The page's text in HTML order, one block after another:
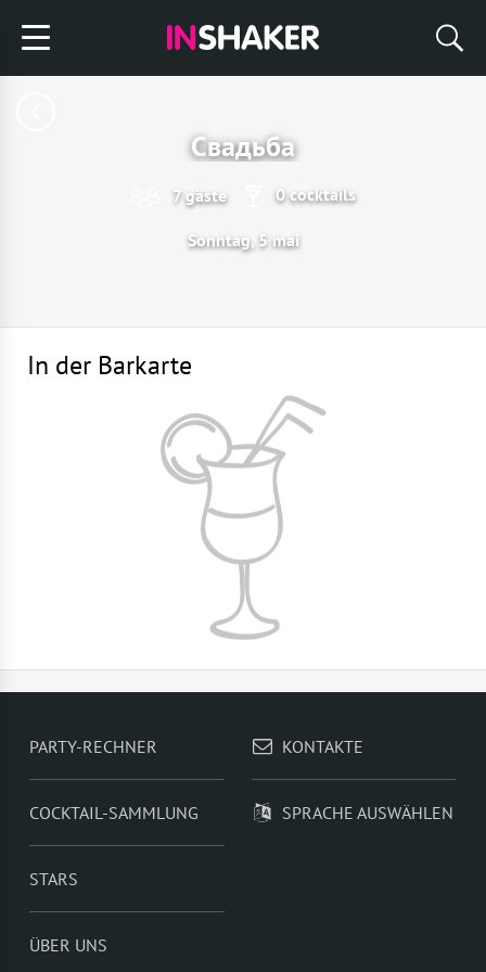
Свадьба
7 gäste 0 cocktails
Sonntag, 5 mai
In der Barkarte
PARTY-RECHNER
COCKTAIL-SAMMLUNG
STARS
ÜBER UNS
KONTAKTE
SPRACHE AUSWÄHLEN